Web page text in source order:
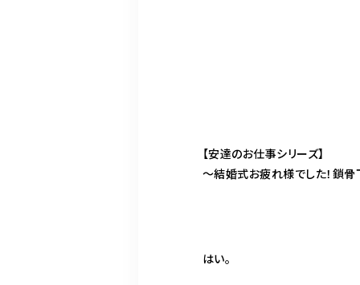
【安達のお仕事シリーズ】
〜結婚式お疲れ様でした！鎖
はい。